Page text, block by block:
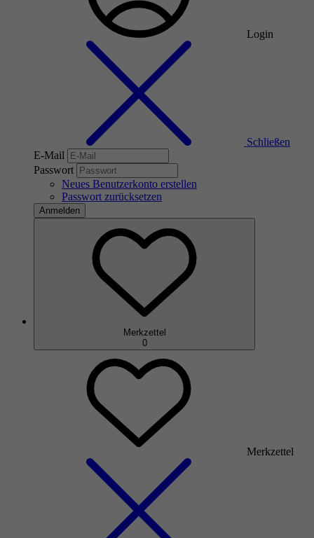
Login
Schließen
E-Mail
Passwort
Neues Benutzerkonto erstellen
Passwort zurücksetzen
Anmelden
Merkzettel
0
Merkzettel